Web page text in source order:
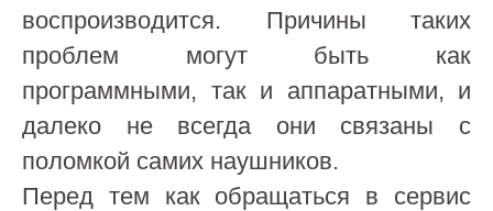
воспроизводится. Причины таких
проблем могут быть как
программными, так и аппаратными, и
далеко не всегда они связаны с
поломкой самих наушников.
Перед тем как обращаться в сервис